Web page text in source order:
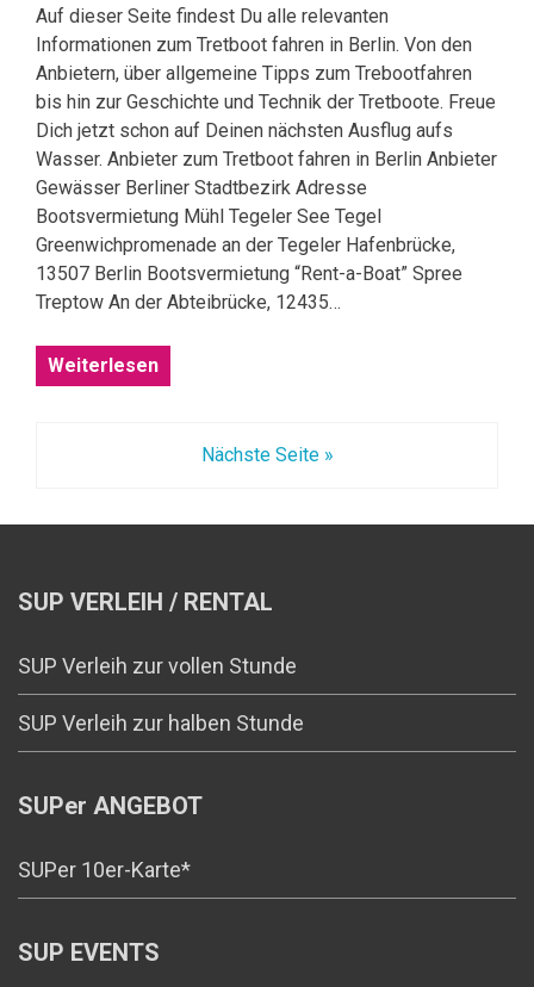
Auf dieser Seite findest Du alle relevanten
Informationen zum Tretboot fahren in Berlin. Von den
Anbietern, über allgemeine Tipps zum Trebootfahren
bis hin zur Geschichte und Technik der Tretboote. Freue
Dich jetzt schon auf Deinen nächsten Ausflug aufs
Wasser. Anbieter zum Tretboot fahren in Berlin Anbieter
Gewässer Berliner Stadtbezirk Adresse
Bootsvermietung Mühl Tegeler See Tegel
Greenwichpromenade an der Tegeler Hafenbrücke,
13507 Berlin Bootsvermietung “Rent-a-Boat” Spree
Treptow An der Abteibrücke, 12435…
Weiterlesen
Nächste Seite »
SUP VERLEIH / RENTAL
SUP Verleih zur vollen Stunde
SUP Verleih zur halben Stunde
SUPer ANGEBOT
SUPer 10er-Karte*
SUP EVENTS